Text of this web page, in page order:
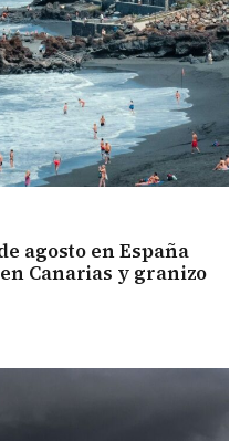
agosto en España
Canarias y granizo